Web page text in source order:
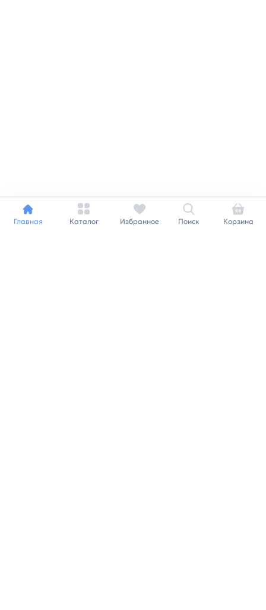
Главная Каталог Избранное Поиск Корзина